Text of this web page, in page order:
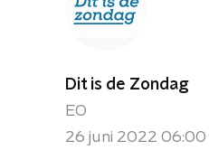
Dit is de Zondag
EO
26 juni 2022